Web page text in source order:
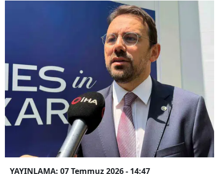
YAYINLAMA: 07 Temmuz 2026 - 14:47